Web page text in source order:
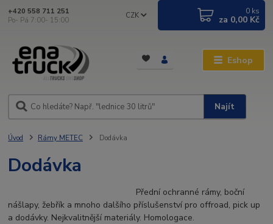
Eshop
CZK
Najít
+420 558 711 251
Po- Pá 7:00- 15:00
0 ks
za 0,00 Kč
Úvod Rámy METEC Dodávka
Dodávka
Přední ochranné rámy, boční
nášlapy, žebřík a mnoho dalšího příslušenství pro offroad, pick up
a dodávky. Nejkvalitnější materiály. Homologace.